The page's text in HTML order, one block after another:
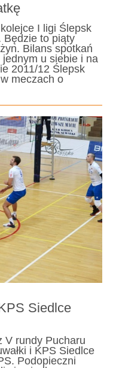
I ligi Ślepsk
Będzie to piąty
Bilans spotkań
u siebie i na
2011/12 Ślepsk
meczach o
Siedlce
V rundy Pucharu
i KPS Siedlce
Podopieczni